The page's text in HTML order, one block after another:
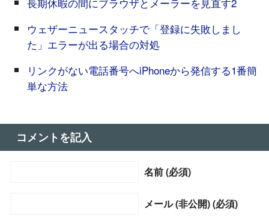
ウェザーニュースタッチで「登録に失敗しまし
た」エラーが出る場合の対処
リンクがない電話番号へiPhoneから発信する1番簡
単な方法
コメントを記入
名前 (必須)
メール (非公開) (必須)